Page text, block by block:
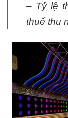
– Tỷ lệ
thuế thu